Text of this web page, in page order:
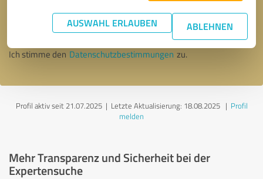
AUSWAHL ERLAUBEN ABLEHNEN
Nachricht senden
Ich stimme den Datenschutzbestimmungen zu.
Profil aktiv seit 21.07.2025 | Letzte Aktualisierung: 18.08.2025| Profil
melden
Mehr Transparenz und Sicherheit bei der
Expertensuche